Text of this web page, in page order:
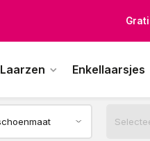
Laarzen Enkellaarsjes